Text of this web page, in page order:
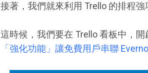
接著，我們就來利用 Trello 的排程強
這時候，我們要在 Trello 看板中，
「強化功能」讓免費用戶串聯